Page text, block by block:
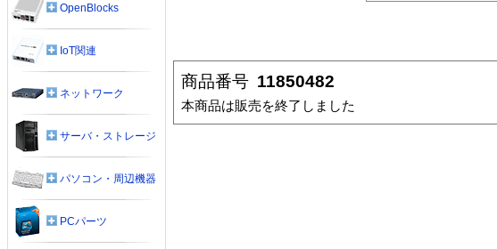
商品番号 11850482
本商品は販売を終了しました
OpenBlocks
IoT関連
ネットワーク
サーバ・ストレージ
パソコン・周辺機器
PCパーツ